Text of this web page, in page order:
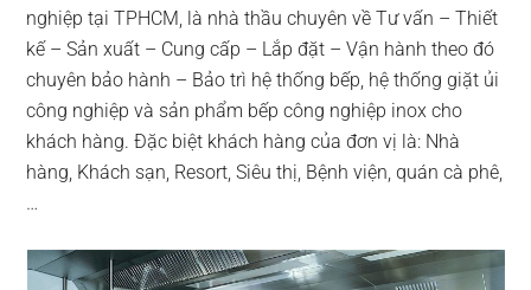
nghiệp tại TPHCM, là nhà thầu chuyên về Tư vấn – Thiết
kế – Sản xuất – Cung cấp – Lắp đặt – Vận hành theo đó
chuyên bảo hành – Bảo trì hệ thống bếp, hệ thống giặt ủi
công nghiệp và sản phẩm bếp công nghiệp inox cho
khách hàng. Đặc biệt khách hàng của đơn vị là: Nhà
hàng, Khách sạn, Resort, Siêu thị, Bệnh viện, quán cà phê,
…